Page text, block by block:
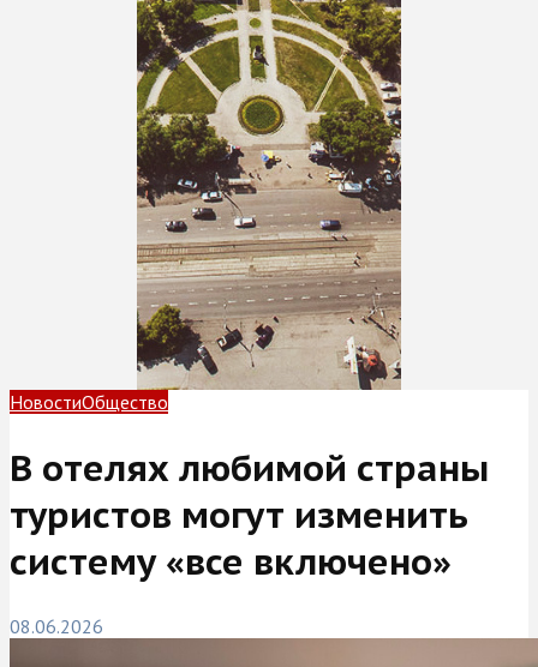
НовостиОбщество
В отелях любимой страны
туристов могут изменить
систему «все включено»
08.06.2026